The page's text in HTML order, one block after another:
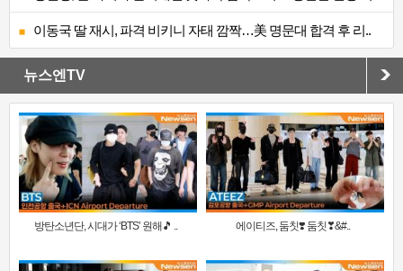
이동국 딸 재시, 파격 비키니 자태 깜짝…美 명문대 합격 후 리..
뉴스엔TV
방탄소년단, 시대가 ‘BTS’ 원해🎵 .. 에이티즈, 둠칫❣️ 둠칫❣&#..